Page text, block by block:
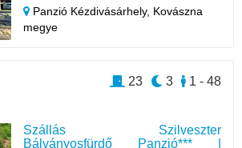
Panzió Kézdivásárhely, Kovászna
megye
Szállás Szilveszter
Bálványosfürdő Panzió*** |
1 - 48
3
23